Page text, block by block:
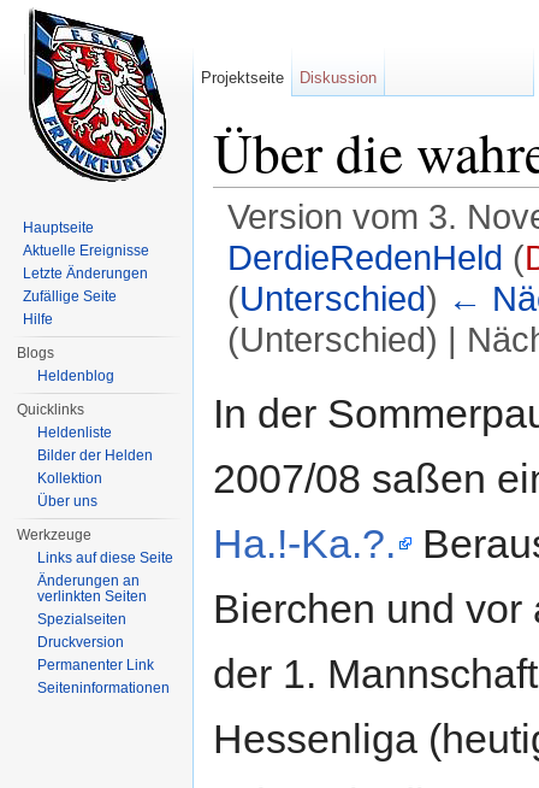
Über die
Version vom 3.
DerdieRedenHeld (
(Unterschied) ←
(Unterschied) |
In der
2007/08 saßen
Ha.!-Ka.?.
Bierchen und vor
der 1.
Hessenliga
Projektseite Diskussion
Hauptseite
Aktuelle Ereignisse
Letzte Änderungen
Zufällige Seite
Hilfe
Blogs
Heldenblog
Quicklinks
Heldenliste
Bilder der Helden
Kollektion
Über uns
Werkzeuge
Links auf diese Seite
Änderungen an
verlinkten Seiten
Spezialseiten
Druckversion
Permanenter Link
Seiten­informationen